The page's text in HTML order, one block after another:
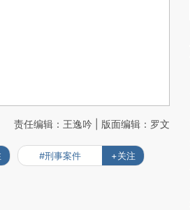
责任编辑：王逸吟 | 版面编辑：罗文
#刑事案件 +关注